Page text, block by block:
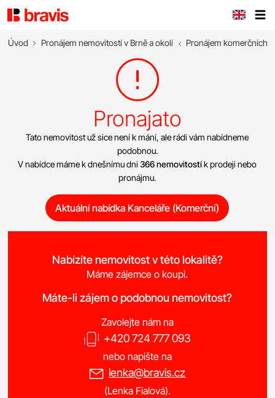
Úvod Pronájem nemovitostí v Brně a okolí Pronájem komerčních
Pronajato
Tato nemovitost už sice není k mání, ale rádi vám nabídneme
podobnou.
V nabídce máme k dnešnímu dni366 nemovitostík prodeji nebo
pronájmu.
Aktuální nabídka Kanceláře (Komerční)
Nabízíte nemovitost v této lokalitě?
Máme zájemce o koupi.
Máte-li zájem o podobnou nemovitost?
Zavolejte nám na
+420 724 777 093
nebo napište na
lenka@bravis.cz
(Lenka Fialová).